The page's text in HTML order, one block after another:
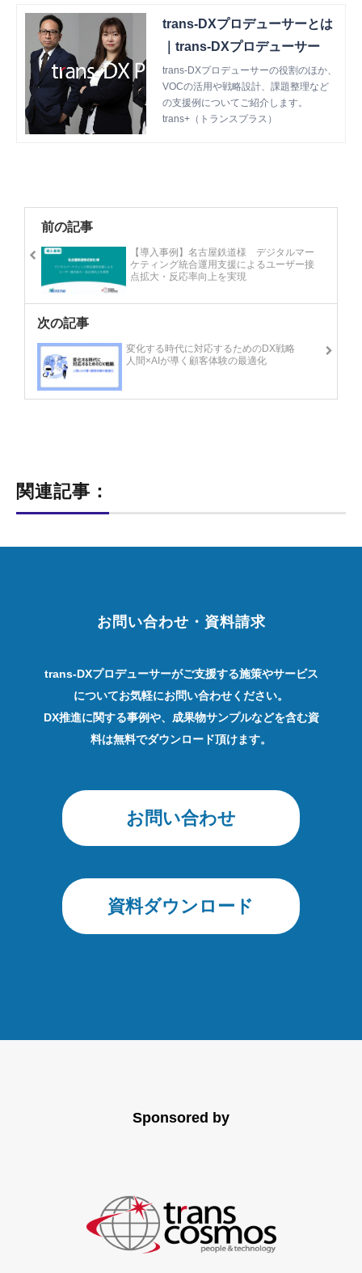
trans-DXプロデューサーとは
｜trans-DXプロデューサー
trans-DXプロデューサーの役割のほか、
VOCの活用や戦略設計、課題整理など
の支援例についてご紹介します。
trans+（トランスプラス）
前の記事
【導入事例】名古屋鉄道様 デジタルマー
ケティング統合運用支援によるユーザー接
点拡大・反応率向上を実現
次の記事
変化する時代に対応するためのDX戦略
人間×AIが導く顧客体験の最適化
関連記事：
お問い合わせ・資料請求
trans-DXプロデューサーがご支援する施策やサービス
についてお気軽にお問い合わせください。
DX推進に関する事例や、成果物サンプルなどを含む資
料は無料でダウンロード頂けます。
お問い合わせ
資料ダウンロード
Sponsored by